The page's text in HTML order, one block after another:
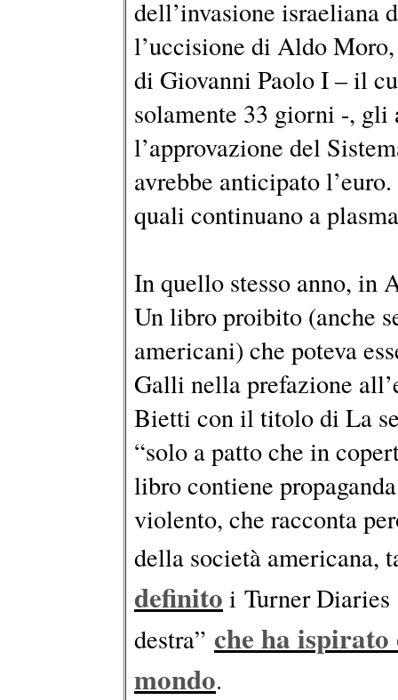
dell’invasione israeliana
l’uccisione di Aldo
di Giovanni Paolo I – il
solamente 33 giorni -,
l’approvazione del
avrebbe anticipato
quali continuano a
In quello stesso anno, in
Un libro proibito (anche
americani) che poteva
Galli nella prefazione
Bietti con il titolo di La
“solo a patto che in
libro contiene
violento, che racconta
della società americana,
definito i Turner Diaries
destra” che ha
mondo.